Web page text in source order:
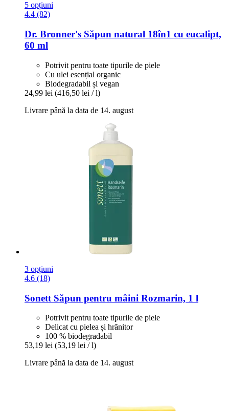
5 opțiuni
4.4 (82)
Dr. Bronner's Săpun natural 18în1 cu eucalipt,
60 ml
Potrivit pentru toate tipurile de piele
Cu ulei esențial organic
Biodegradabil și vegan
24,99 lei (416,50 lei / l)
Livrare până la data de 14. august
3 opțiuni
4.6 (18)
Sonett Săpun pentru mâini Rozmarin, 1 l
Potrivit pentru toate tipurile de piele
Delicat cu pielea și hrănitor
100 % biodegradabil
53,19 lei (53,19 lei / l)
Livrare până la data de 14. august